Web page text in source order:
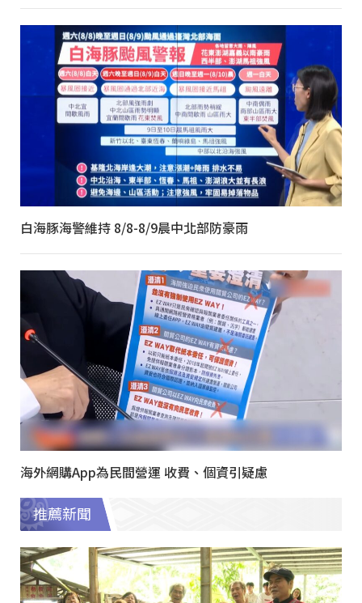
白海豚海警維持 8/8-8/9晨中北部防豪雨
海外網購App為民間營運 收費、個資引疑慮
推薦新聞